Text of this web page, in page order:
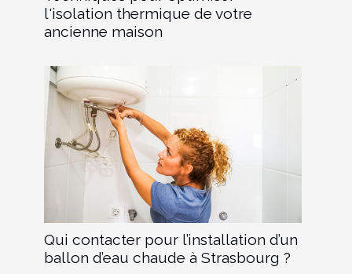
l'isolation thermique de votre
ancienne maison
Qui contacter pour l’installation d’un
ballon d’eau chaude à Strasbourg ?